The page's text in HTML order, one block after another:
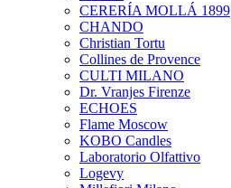
CERERÍA MOLLÁ 1899
CHANDO
Christian Tortu
Collines de Provence
CULTI MILANO
Dr. Vranjes Firenze
ECHOES
Flame Moscow
KOBO Candles
Laboratorio Olfattivo
Logevy